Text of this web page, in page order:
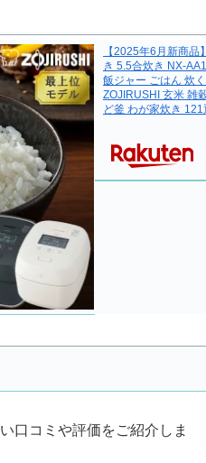
【2025年6月新商
き 5.5合炊き NX-
飯ジャー ごはん 炊
ZOJIRUSHI 玄米 雑
ど釜 わが家炊き 121
口コミや評価をご紹介しま